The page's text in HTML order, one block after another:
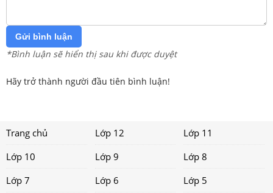
Gửi bình luận
*Bình luận sẽ hiển thị sau khi được duyệt
Hãy trở thành người đầu tiên bình luận!
Trang chủ Lớp 12
Lớp 11
Lớp 10
Lớp 9
Lớp 8
Lớp 7
Lớp 6 Lớp 5